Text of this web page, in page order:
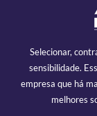
Selecionar,
sensibilidade.
empresa que há
melhores